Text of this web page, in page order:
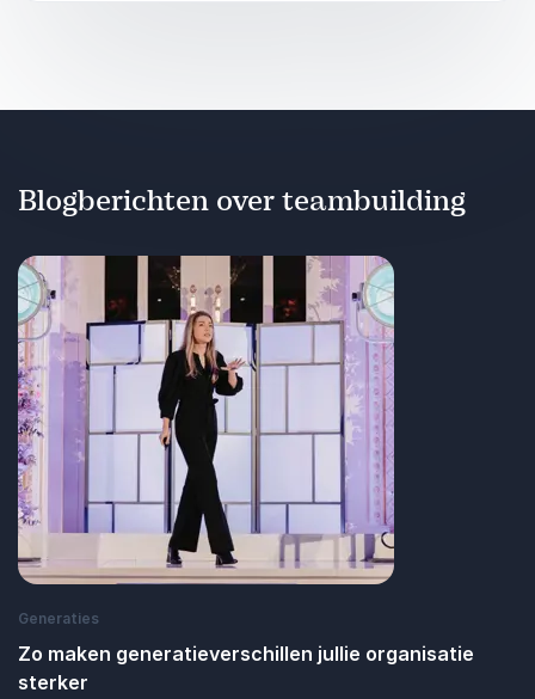
Blogberichten over teambuilding
Generaties
Zo maken generatieverschillen jullie organisatie
sterker